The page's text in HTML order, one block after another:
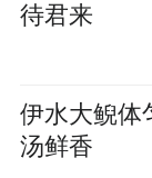
待君来
伊水大鲵体
汤鲜香